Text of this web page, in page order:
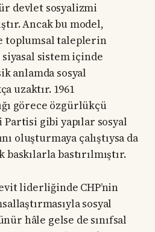
devlet sosyalizmi
Ancak bu model,
toplumsal taleplerin
siyasal sistem içinde
anlamda sosyal
uzaktır. 1961
görece özgürlükçü
gibi yapılar sosyal
oluşturmaya çalıştıysa da
bastırılmıştır.
liderliğinde CHP’nin
sosyal
hâle gelse de sınıfsal